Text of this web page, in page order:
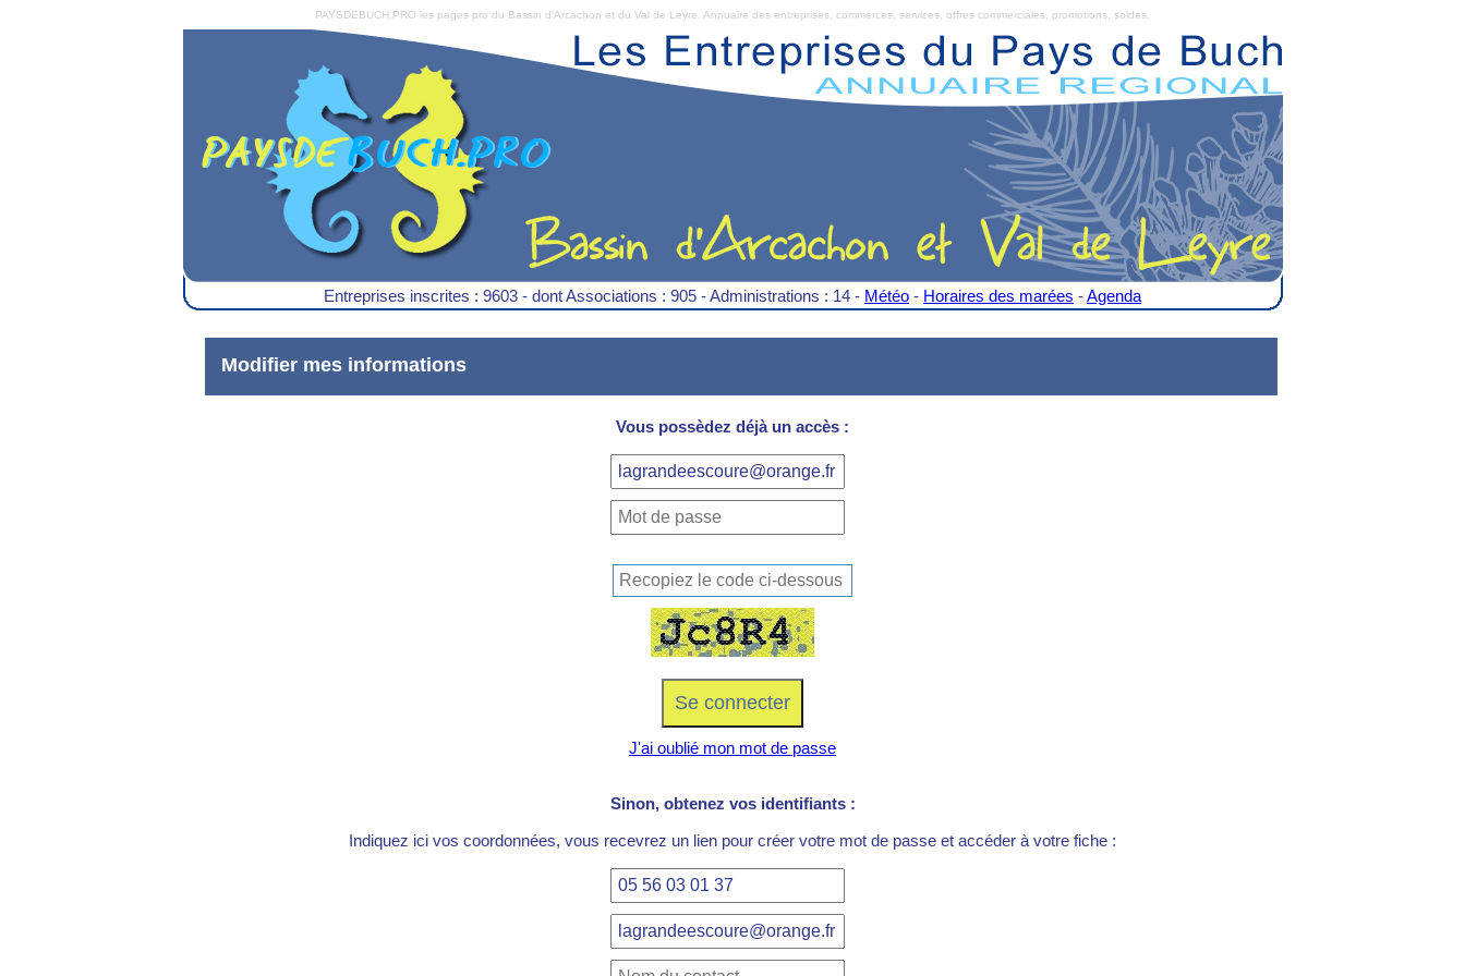
PAYSDEBUCH.PRO les pages pro du Bassin d'Arcachon et du Val de Leyre. Annuaire des entreprises, commerces, services, offres commerciales, promotions, soldes.
Entreprises inscrites : 9603 - dont Associations : 905 - Administrations : 14 - Météo - Horaires des marées -Agenda
Modifier mes informations
Vous possèdez déjà un accès :
J'ai oublié mon mot de passe
Sinon, obtenez vos identifiants :
Indiquez ici vos coordonnées, vous recevrez un lien pour créer votre mot de passe et accéder à votre fiche :